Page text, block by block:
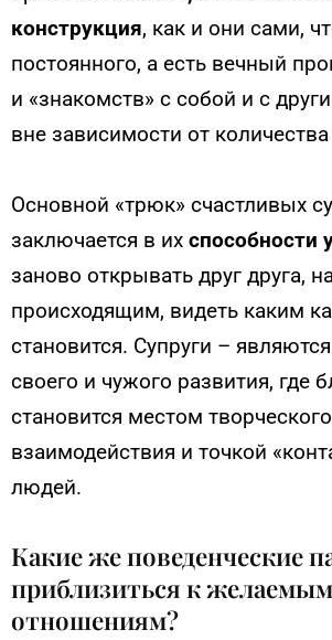
конструкция, как и они сами,
постоянного, а есть вечный
и «знакомств» с собой и с
вне зависимости от
Основной «трюк» счастливых
заключается в их способности
заново открывать друг друга,
происходящим, видеть каким
становится. Супруги –
своего и чужого развития, где
становится местом творческого
взаимодействия и точкой
людей.
Какие же поведенческие
приблизиться к желаемым
отношениям?